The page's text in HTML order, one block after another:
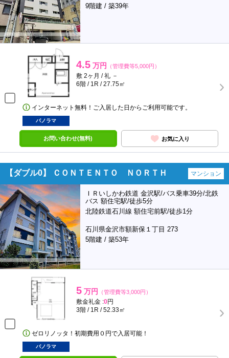
9階建 / 築39年
4.5 万円 （管理費等5,000円）
敷 2ヶ月 / 礼 －
6階 / 1R / 27.75㎡
インターネット無料！ご入居した日からご利用可能です。
パノラマ
お問い合わせ(無料) お気に入り
【ダブル0】 ＣＯＮＴＥＮＴＯ ＮＯＲＴＨ マンション
ＩＲいしかわ鉄道 金沢駅/バス乗車39分/北鉄
バス 額住宅駅/徒歩5分
北陸鉄道石川線 額住宅前駅/徒歩1分
石川県金沢市額新保１丁目 273
5階建 / 築53年
5 万円 （管理費等3,000円）
敷金礼金 :0円
3階 / 1R / 52.33㎡
ゼロリノッタ！初期費用０円で入居可能！
パノラマ